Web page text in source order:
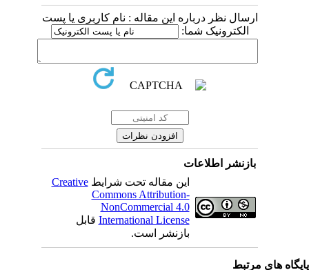
ارسال نظر درباره این مقاله : نام کاربری یا پست
الکترونیک شما:
بازنشر اطلاعات
این مقاله تحت شرایطCreative
Commons Attribution-
NonCommercial 4.0
International Licenseقابل
بازنشر است.
های مرتبط